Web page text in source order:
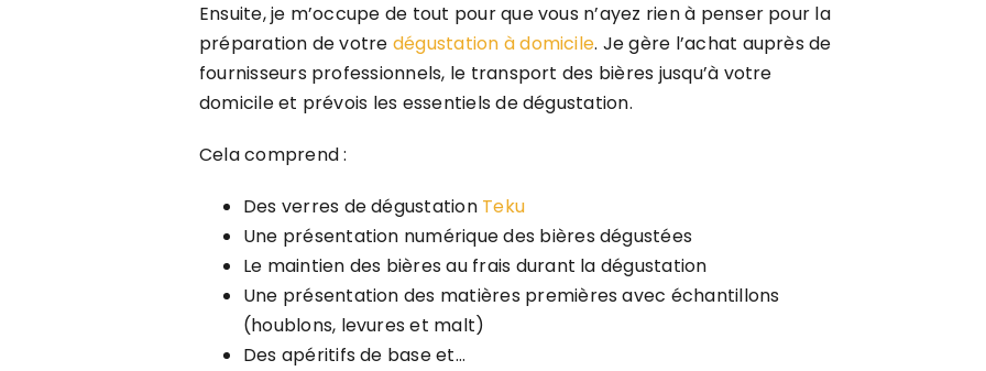
Ensuite, je m’occupe de tout pour que vous n’ayez rien à penser pour la
préparation de votre dégustation à domicile. Je gère l’achat auprès de
fournisseurs professionnels, le transport des bières jusqu’à votre
domicile et prévois les essentiels de dégustation.
Cela comprend :
Des verres de dégustation Teku
Une présentation numérique des bières dégustées
Le maintien des bières au frais durant la dégustation
Une présentation des matières premières avec échantillons
(houblons, levures et malt)
Des apéritifs de base et…